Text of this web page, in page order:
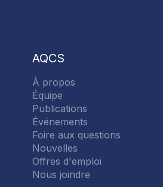
À PROPOS
SIMULGESTION
BALADAQCS -
COACHING
COMMISSIONS
AQCS
À propos
Équipe
Publications
Événements
Foire aux questions
Nouvelles
Offres d'emploi
Nous joindre